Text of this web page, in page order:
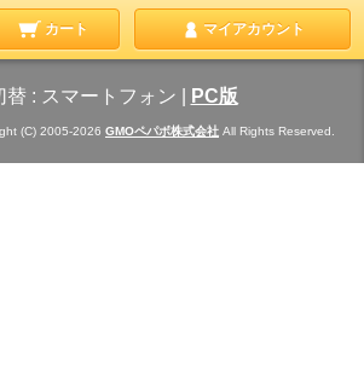
カート マイアカウント
替 : スマートフォン PC版
(C) 2005-2026 GMOペパボ株式会社 All Rights Reserved.